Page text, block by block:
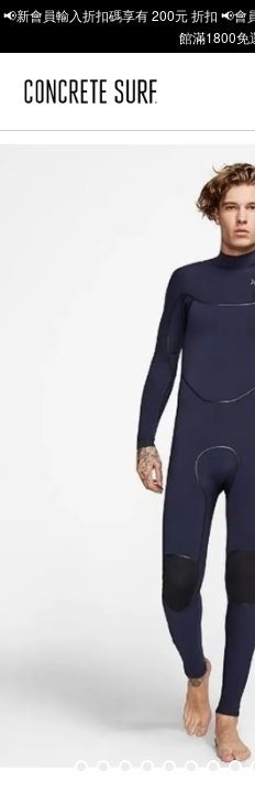
📢新會員輸入折扣碼享有 200元 折扣 📢會
館滿1800免